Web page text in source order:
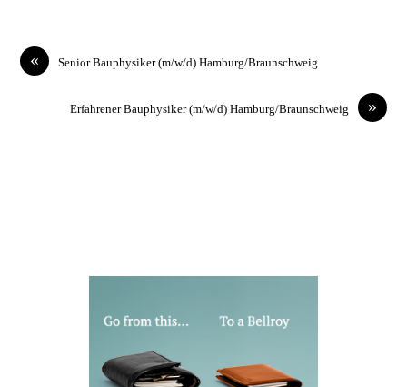
« Senior Bauphysiker (m/w/d) Hamburg/Braunschweig
»
Erfahrener Bauphysiker (m/w/d) Hamburg/Braunschweig